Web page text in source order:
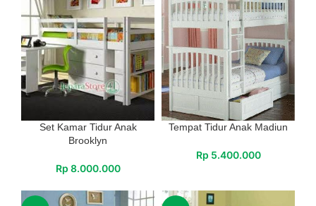
Set Kamar Tidur Anak
Brooklyn
Rp 8.000.000
Tempat Tidur Anak Madiun
Rp 5.400.000